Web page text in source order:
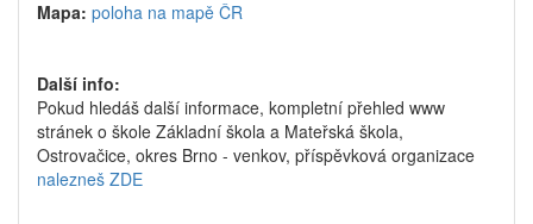
Mapa: poloha na mapě ČR
Další info:
Pokud hledáš další informace, kompletní přehled www
stránek o škole Základní škola a Mateřská škola,
Ostrovačice, okres Brno - venkov, příspěvková organizace
nalezneš ZDE